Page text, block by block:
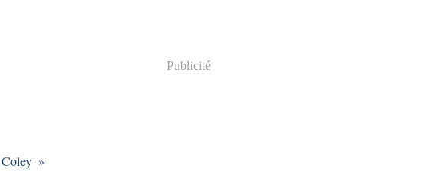
Publicité